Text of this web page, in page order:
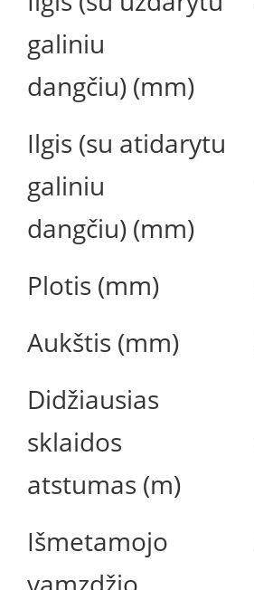
galiniu
dangčiu) (mm)
Ilgis (su atidarytu
galiniu
dangčiu) (mm)
Plotis (mm)
Aukštis (mm)
Didžiausias
sklaidos
atstumas (m)
Išmetamojo